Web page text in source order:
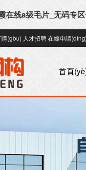
在线a级毛片_无码专
(gòu) 人才招聘在線申請(qǐng)
首頁